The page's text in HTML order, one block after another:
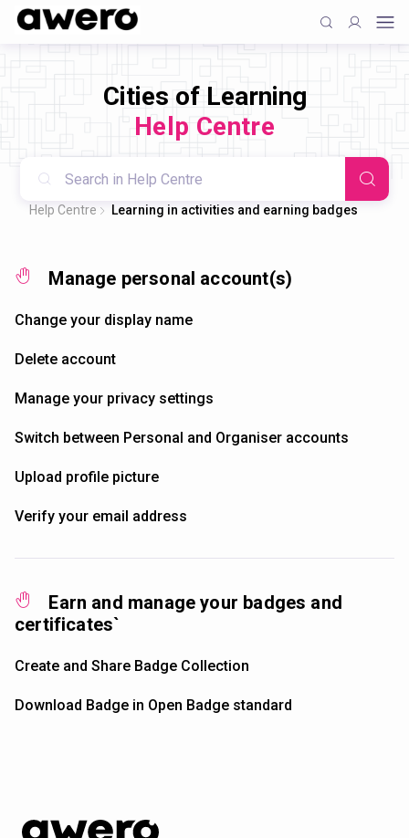
Cities of Learning
Help Centre
Help Centre Learning in activities and earning badges
Manage personal account(s)
Change your display name
Delete account
Manage your privacy settings
Switch between Personal and Organiser accounts
Upload profile picture
Verify your email address
Earn and manage your badges and
certificates`
Create and Share Badge Collection
Download Badge in Open Badge standard